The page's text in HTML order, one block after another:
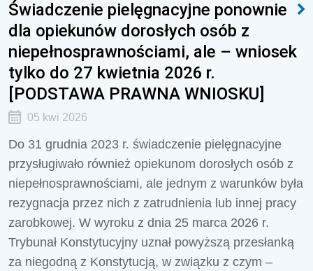
Świadczenie pielęgnacyjne ponownie
dla opiekunów dorosłych osób z
niepełnosprawnościami, ale – wniosek
tylko do 27 kwietnia 2026 r.
[PODSTAWA PRAWNA WNIOSKU]
05 kwi 2026
Do 31 grudnia 2023 r. świadczenie pielęgnacyjne
przysługiwało również opiekunom dorosłych osób z
niepełnosprawnościami, ale jednym z warunków była
rezygnacja przez nich z zatrudnienia lub innej pracy
zarobkowej. W wyroku z dnia 25 marca 2026 r.
Trybunał Konstytucyjny uznał powyższą przesłanką
za niegodną z Konstytucją, w związku z czym –